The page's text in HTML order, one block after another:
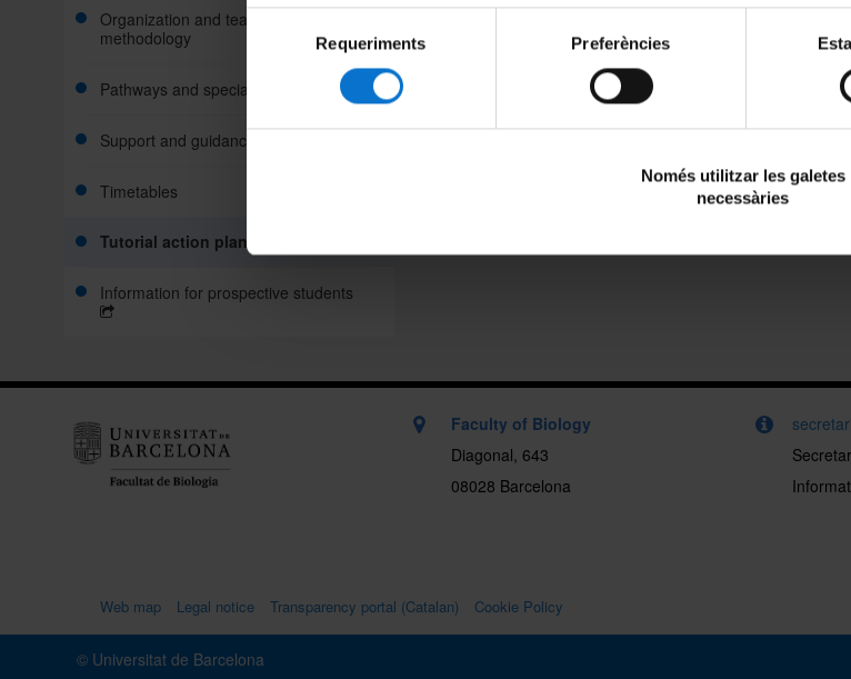
Selecció
consentiment
Requeriments Preferències
Només utilitzar les galetes
necessàries
Organization and teaching
methodology
Pathways and specializations
Support and guidance
Timetables
Tutorial action plan
Information for prospective students
Faculty of Biology
Diagonal, 643
08028 Barcelona
Web map Legal notice Transparency portal (Catalan) Cookie Policy
© Universitat de Barcelona